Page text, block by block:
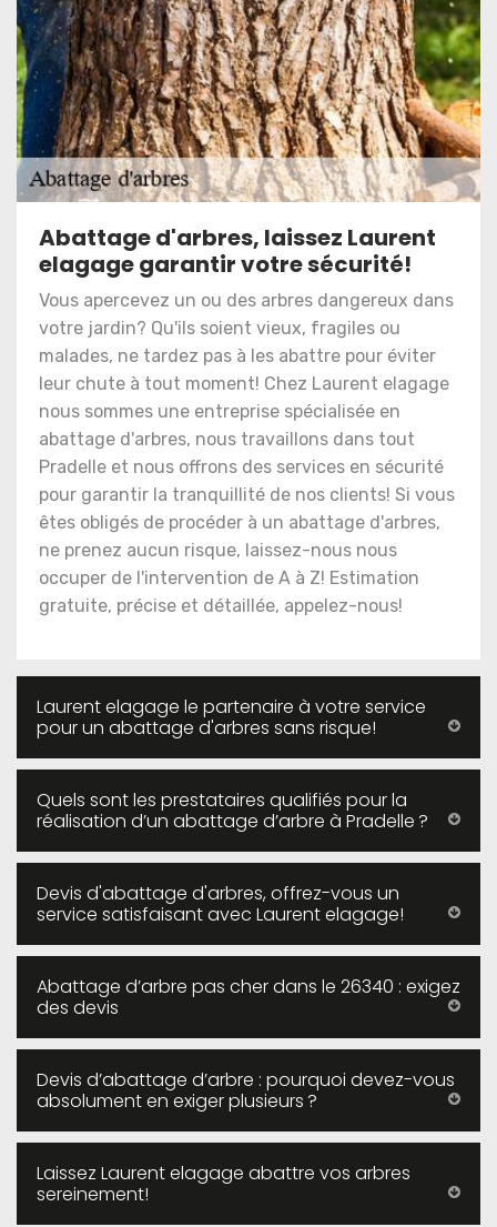
Abattage d'arbres, laissez Laurent
elagage garantir votre sécurité!
Vous apercevez un ou des arbres dangereux dans
votre jardin? Qu'ils soient vieux, fragiles ou
malades, ne tardez pas à les abattre pour éviter
leur chute à tout moment! Chez Laurent elagage
nous sommes une entreprise spécialisée en
abattage d'arbres, nous travaillons dans tout
Pradelle et nous offrons des services en sécurité
pour garantir la tranquillité de nos clients! Si vous
êtes obligés de procéder à un abattage d'arbres,
ne prenez aucun risque, laissez-nous nous
occuper de l'intervention de A à Z! Estimation
gratuite, précise et détaillée, appelez-nous!
Laurent elagage le partenaire à votre service
pour un abattage d'arbres sans risque!
Quels sont les prestataires qualifiés pour la
réalisation d’un abattage d’arbre à Pradelle ?
Devis d'abattage d'arbres, offrez-vous un
service satisfaisant avec Laurent elagage!
Abattage d’arbre pas cher dans le 26340 : exigez
des devis
Devis d’abattage d’arbre : pourquoi devez-vous
absolument en exiger plusieurs ?
Laissez Laurent elagage abattre vos arbres
sereinement!